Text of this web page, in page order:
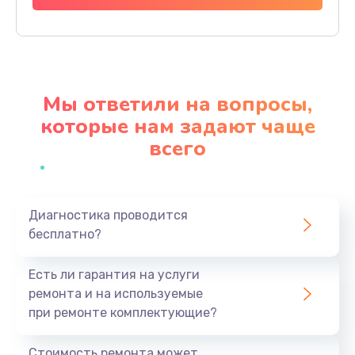
Заказать
Замена Bluetooth модуля
Замена микросхемы Bluetooth
Заказать
1100 руб.
Мы ответили на вопросы,
которые нам задают чаще
всего
Диагностика проводится
бесплатно?
Есть ли гарантия на услуги
ремонта и на используемые
при ремонте комплектующие?